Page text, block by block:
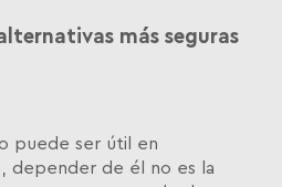
más seguras
puede ser útil en
depender de él no es la